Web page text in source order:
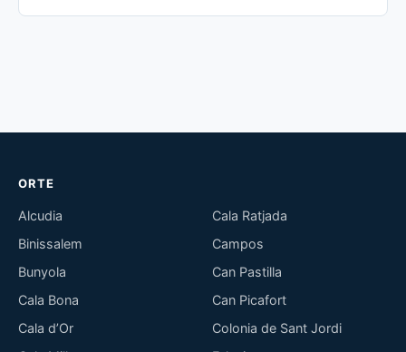
ORTE
Alcudia
Binissalem
Bunyola
Cala Bona
Cala d’Or
Cala Ratjada
Campos
Can Pastilla
Can Picafort
Colonia de Sant Jordi